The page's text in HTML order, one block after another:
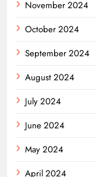
November 2024
October 2024
September 2024
August 2024
July 2024
June 2024
May 2024
April 2024